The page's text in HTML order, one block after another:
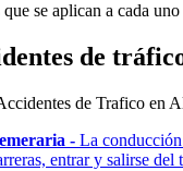
que se aplican a cada
de
de Trafico en
- La
entrar y salirse